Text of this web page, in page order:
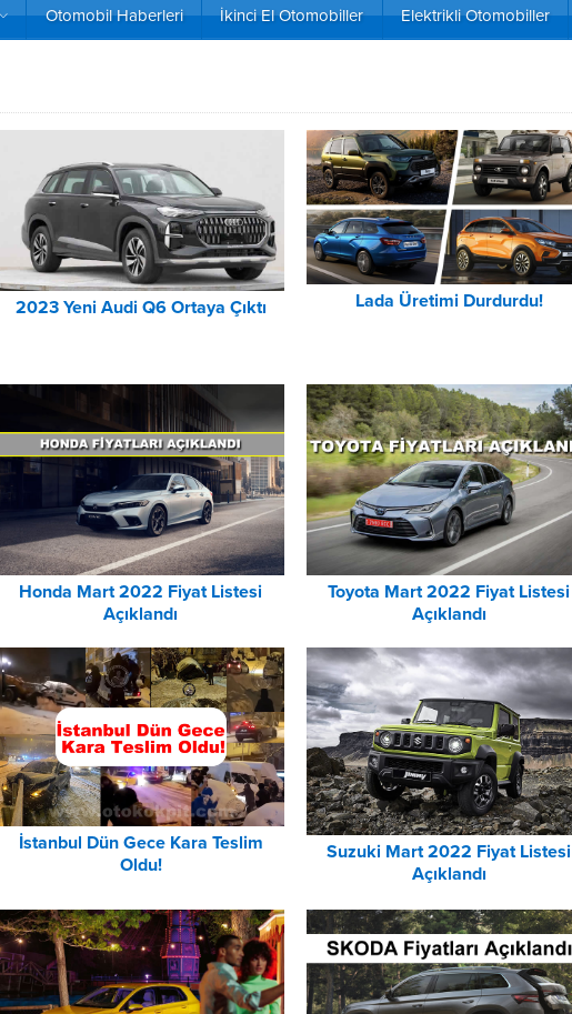
Otomobil Haberleri İkinci El Otomobiller Elektrikli Otomobiller
2023 Yeni Audi Q6 Ortaya Çıktı Lada Üretimi Durdurdu!
Honda Mart 2022 Fiyat Listesi
Açıklandı
Toyota Mart 2022 Fiyat Listesi
Açıklandı
İstanbul Dün Gece Kara Teslim
Oldu!
Suzuki Mart 2022 Fiyat Listesi
Açıklandı